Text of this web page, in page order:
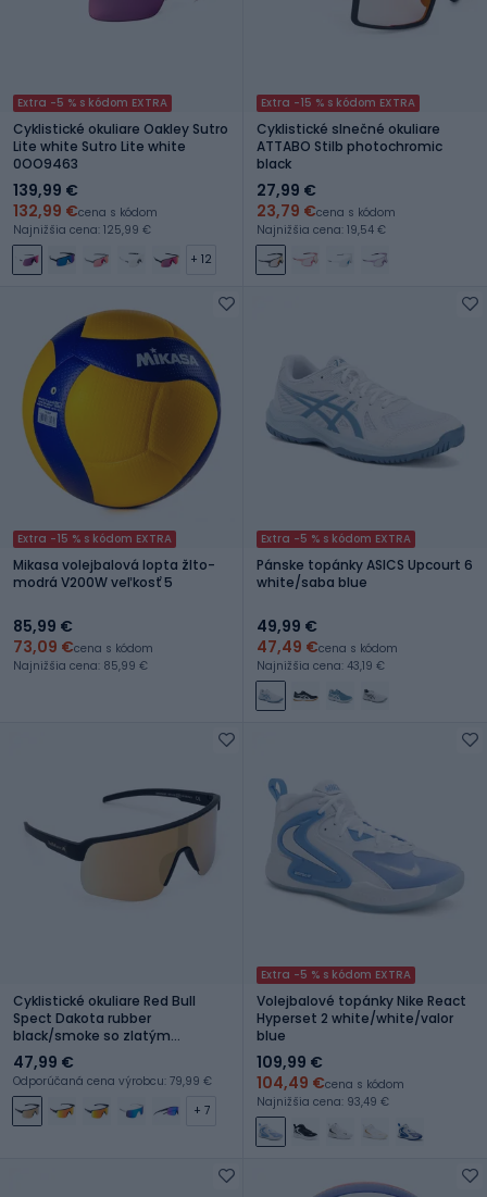
Extra -5 % s kódom EXTRA
Cyklistické okuliare Oakley Sutro
Lite white Sutro Lite white
0OO9463
139,99 €
132,99 €cena s kódom
Najnižšia cena: 125,99 €
+ 12
Extra -15 % s kódom EXTRA
Cyklistické slnečné okuliare
ATTABO Stilb photochromic
black
27,99 €
23,79 €cena s kódom
Najnižšia cena: 19,54 €
Extra -15 % s kódom EXTRA
Mikasa volejbalová lopta žlto-
modrá V200W veľkosť 5
85,99 €
73,09 €cena s kódom
Najnižšia cena: 85,99 €
Extra -5 % s kódom EXTRA
Pánske topánky ASICS Upcourt 6
white/saba blue
49,99 €
47,49 €cena s kódom
Najnižšia cena: 43,19 €
Cyklistické okuliare Red Bull
Spect Dakota rubber
black/smoke so zlatým
zrkadlom
47,99 €
Odporúčaná cena výrobcu: 79,99 €
+ 7
Extra -5 % s kódom EXTRA
Volejbalové topánky Nike React
Hyperset 2 white/white/valor
blue
109,99 €
104,49 €cena s kódom
Najnižšia cena: 93,49 €